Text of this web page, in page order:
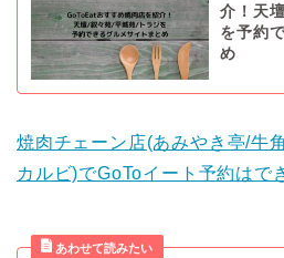
介！天
を予約
め
焼肉チェーン店(あみやき亭/牛
カルビ)でGoToイート予約はで